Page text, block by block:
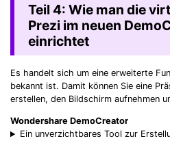
Teil 4: Wie man die
Prezi im neuen
einrichtet
Es handelt sich um eine erweiterte
bekannt ist. Damit können Sie eine
erstellen, den Bildschirm aufnehmen
Wondershare DemoCreator
Ein unverzichtbares Tool zur